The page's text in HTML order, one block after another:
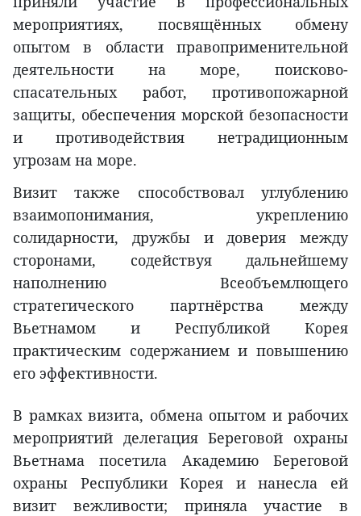
мероприятиях, посвящённых обмену
опытом в области правоприменительной
деятельности на море, поисково-
спасательных работ, противопожарной
защиты, обеспечения морской безопасности
и противодействия нетрадиционным
угрозам на море.
Визит также способствовал углублению
взаимопонимания, укреплению
солидарности, дружбы и доверия между
сторонами, содействуя дальнейшему
наполнению Всеобъемлющего
стратегического партнёрства между
Вьетнамом и Республикой Корея
практическим содержанием и повышению
его эффективности.
В рамках визита, обмена опытом и рабочих
мероприятий делегация Береговой охраны
Вьетнама посетила Академию Береговой
охраны Республики Корея и нанесла ей
визит вежливости; приняла участие в